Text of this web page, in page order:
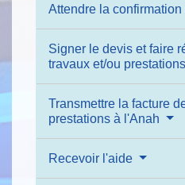
Attendre la confirmation
Signer le devis et faire
travaux et/ou prestations
Transmettre la facture
prestations à l'Anah
Recevoir l'aide